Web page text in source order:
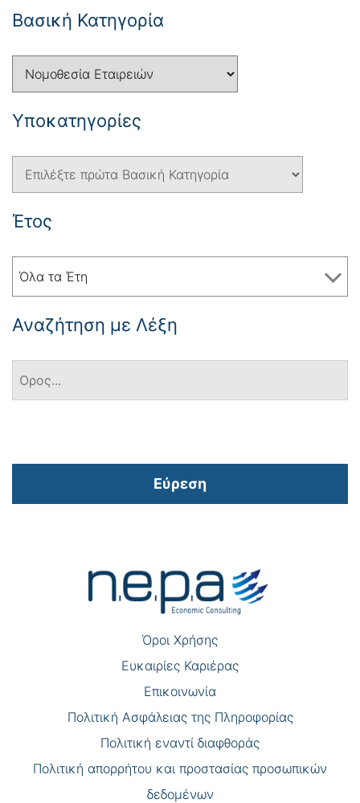
Βασική Κατηγορία
Yποκατηγορίες
Έτος
Όλα τα Έτη
Αναζήτηση με Λέξη
Εύρεση
Όροι Χρήσης
Eυκαιρίες Καριέρας
Επικοινωνία
Πολιτική Ασφάλειας της Πληροφορίας
Πολιτική εναντί διαφθοράς
Πολιτική απορρήτου και προστασίας προσωπικών
δεδομένων